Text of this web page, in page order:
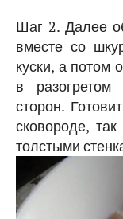
Шаг 2. Далее
вместе со
куски, а потом
в
сторон.
сковороде,
толстыми